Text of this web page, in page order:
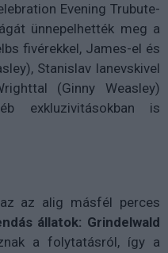
Evening Trubute-
ünnepelhették meg a
fivérekkel, James-el és
Stanislav Ianevskivel
(Ginny Weasley)
exkluzivitásokban is
az alig másfél perces
állatok: Grindelwald
a folytatásról, így a